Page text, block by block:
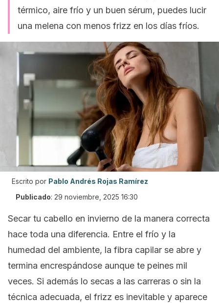
térmico, aire frío y un buen sérum, puedes lucir
una melena con menos frizz en los días fríos.
Escrito por Pablo Andrés Rojas Ramírez
Publicado: 29 noviembre, 2025 16:30
Secar tu cabello en invierno de la manera correcta
hace toda una diferencia. Entre el frío y la
humedad del ambiente, la fibra capilar se abre y
termina encrespándose aunque te peines mil
veces. Si además lo secas a las carreras o sin la
técnica adecuada, el frizz es inevitable y aparece